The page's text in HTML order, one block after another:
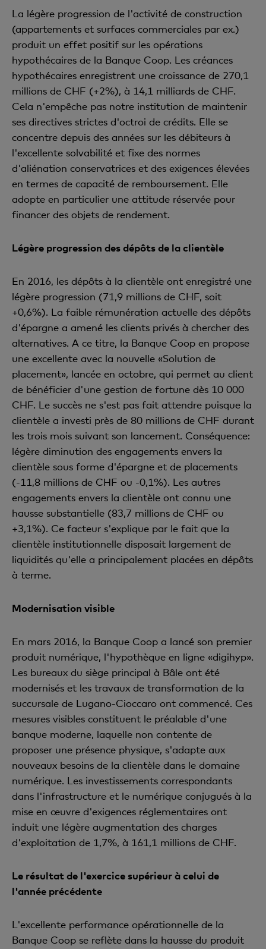
La légère progression de l'activité de construction
(appartements et surfaces commerciales par ex.)
produit un effet positif sur les opérations
hypothécaires de la Banque Coop. Les créances
hypothécaires enregistrent une croissance de 270,1
millions de CHF (+2%), à 14,1 milliards de CHF.
Cela n'empêche pas notre institution de maintenir
ses directives strictes d'octroi de crédits. Elle se
concentre depuis des années sur les débiteurs à
l'excellente solvabilité et fixe des normes
d'aliénation conservatrices et des exigences élevées
en termes de capacité de remboursement. Elle
adopte en particulier une attitude réservée pour
financer des objets de rendement.
Légère progression des dépôts de la clientèle
En 2016, les dépôts à la clientèle ont enregistré une
légère progression (71,9 millions de CHF, soit
+0,6%). La faible rémunération actuelle des dépôts
d'épargne a amené les clients privés à chercher des
alternatives. A ce titre, la Banque Coop en propose
une excellente avec la nouvelle «Solution de
placement», lancée en octobre, qui permet au client
de bénéficier d'une gestion de fortune dès 10 000
CHF. Le succès ne s'est pas fait attendre puisque la
clientèle a investi près de 80 millions de CHF durant
les trois mois suivant son lancement. Conséquence:
légère diminution des engagements envers la
clientèle sous forme d'épargne et de placements
(-11,8 millions de CHF ou -0,1%). Les autres
engagements envers la clientèle ont connu une
hausse substantielle (83,7 millions de CHF ou
+3,1%). Ce facteur s'explique par le fait que la
clientèle institutionnelle disposait largement de
liquidités qu'elle a principalement placées en dépôts
à terme.
Modernisation visible
En mars 2016, la Banque Coop a lancé son premier
produit numérique, l'hypothèque en ligne «digihyp».
Les bureaux du siège principal à Bâle ont été
modernisés et les travaux de transformation de la
succursale de Lugano-Cioccaro ont commencé. Ces
mesures visibles constituent le préalable d'une
banque moderne, laquelle non contente de
proposer une présence physique, s'adapte aux
nouveaux besoins de la clientèle dans le domaine
numérique. Les investissements correspondants
dans l'infrastructure et le numérique conjugués à la
mise en œuvre d'exigences réglementaires ont
induit une légère augmentation des charges
d'exploitation de 1,7%, à 161,1 millions de CHF.
Le résultat de l'exercice supérieur à celui de
l'année précédente
L'excellente performance opérationnelle de la
Banque Coop se reflète dans la hausse du produit